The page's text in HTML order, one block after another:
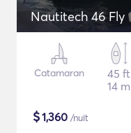
Nautitech 46 Fly
Catamaran
45 ft
14 m
$1,360 /nuit